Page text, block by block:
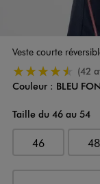
Veste courte
4.5/5 de moyenne
(42
Couleur
Couleur : BLEU
Taille du 46 au 54
46 48